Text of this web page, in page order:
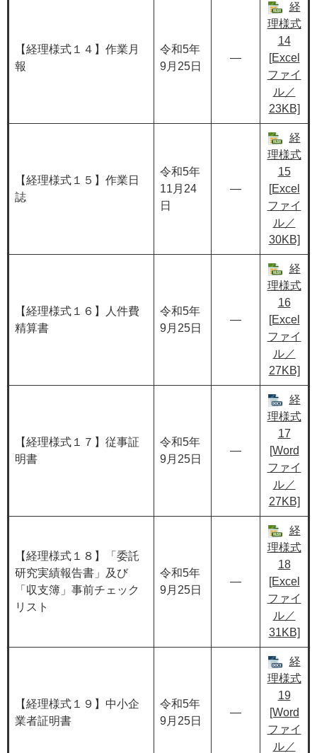
【経理様式１４】作業月
報
令和5年
9月25日
―
経
理様式
14
[Excel
ファイ
ル／
23KB]
【経理様式１５】作業日
誌
令和5年
11月24
日
―
経
理様式
15
[Excel
ファイ
ル／
30KB]
【経理様式１６】人件費
精算書
令和5年
9月25日
―
経
理様式
16
[Excel
ファイ
ル／
27KB]
【経理様式１７】従事証
明書
令和5年
9月25日
―
経
理様式
17
[Word
ファイ
ル／
27KB]
【経理様式１８】「委託
研究実績報告書」及び
「収支簿」事前チェック
リスト
令和5年
9月25日
―
経
理様式
18
[Excel
ファイ
ル／
31KB]
【経理様式１９】中小企
業者証明書
令和5年
9月25日
―
経
理様式
19
[Word
ファイ
ル／